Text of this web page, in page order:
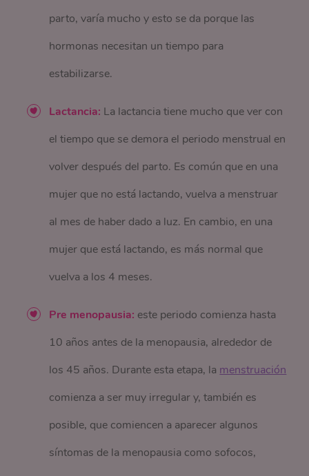
parto, varía mucho y esto se da porque las
hormonas necesitan un tiempo para
estabilizarse.
Lactancia: La lactancia tiene mucho que ver con
el tiempo que se demora el periodo menstrual en
volver después del parto. Es común que en una
mujer que no está lactando, vuelva a menstruar
al mes de haber dado a luz. En cambio, en una
mujer que está lactando, es más normal que
vuelva a los 4 meses.
Pre menopausia: este periodo comienza hasta
10 años antes de la menopausia, alrededor de
los 45 años. Durante esta etapa, la menstruación
comienza a ser muy irregular y, también es
posible, que comiencen a aparecer algunos
síntomas de la menopausia como sofocos,